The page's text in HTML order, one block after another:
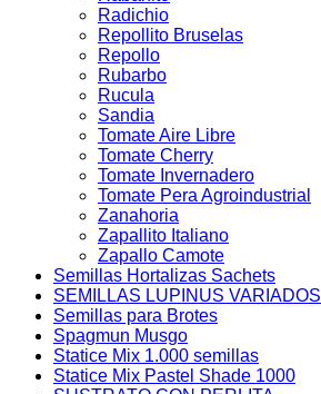
Radichio
Repollito Bruselas
Repollo
Rubarbo
Rucula
Sandia
Tomate Aire Libre
Tomate Cherry
Tomate Invernadero
Tomate Pera Agroindustrial
Zanahoria
Zapallito Italiano
Zapallo Camote
Semillas Hortalizas Sachets
SEMILLAS LUPINUS VARIADOS
Semillas para Brotes
Spagmun Musgo
Statice Mix 1.000 semillas
Statice Mix Pastel Shade 1000